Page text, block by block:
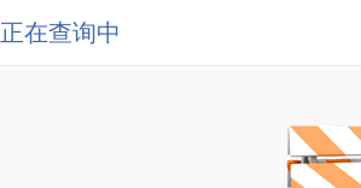
正在查询中